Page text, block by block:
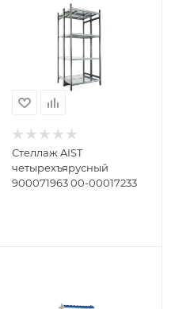
Стеллаж AIST
четырехъярусный
900071963 00-00017233